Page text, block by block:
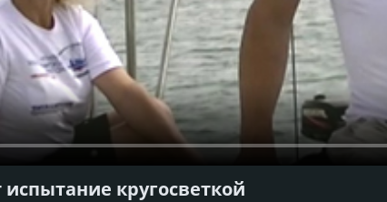
кругосветкой